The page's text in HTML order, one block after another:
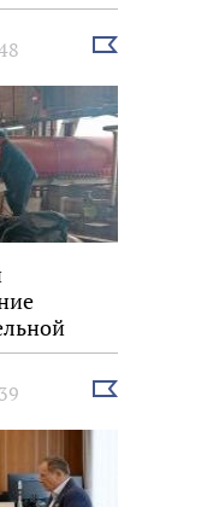
Выбрать
Выбрать